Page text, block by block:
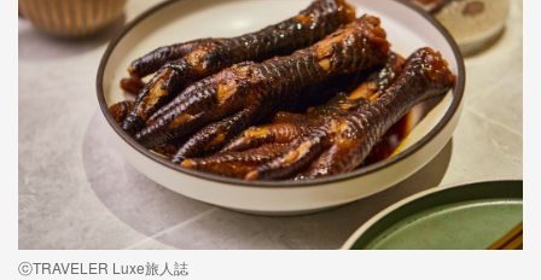
ⓒTRAVELER Luxe旅人誌